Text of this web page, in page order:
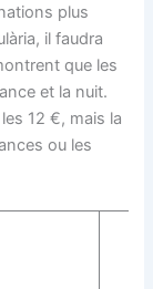
plus
il faudra
que les
et la nuit.
12 €, mais la
ou les